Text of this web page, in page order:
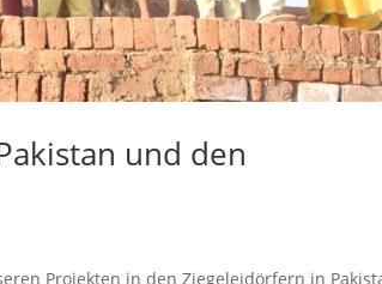
und den
Projekten in den Ziegeleidörfern in